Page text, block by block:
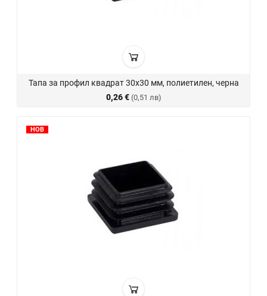
Тапа за профил квадрат 30х30 мм, полиетилен, черна
0,26 € (0,51 лв)
НОВ